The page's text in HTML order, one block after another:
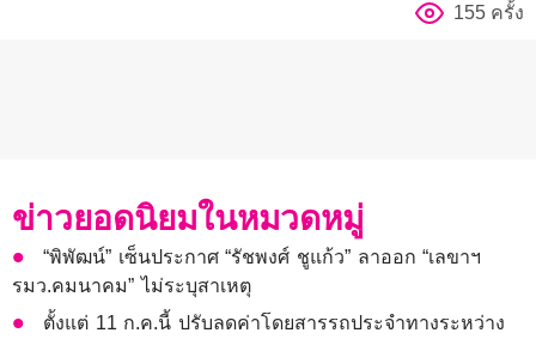
155 ครั้ง
ข่าวยอดนิยมในหมวดหมู่
“พิพัฒน์” เซ็นประกาศ “รัชพงศ์ ชูแก้ว” ลาออก “เลขาฯ
รมว.คมนาคม” ไม่ระบุสาเหตุ
ตั้งแต่ 11 ก.ค.นี้ ปรับลดค่าโดยสารรถประจำทางระหว่าง